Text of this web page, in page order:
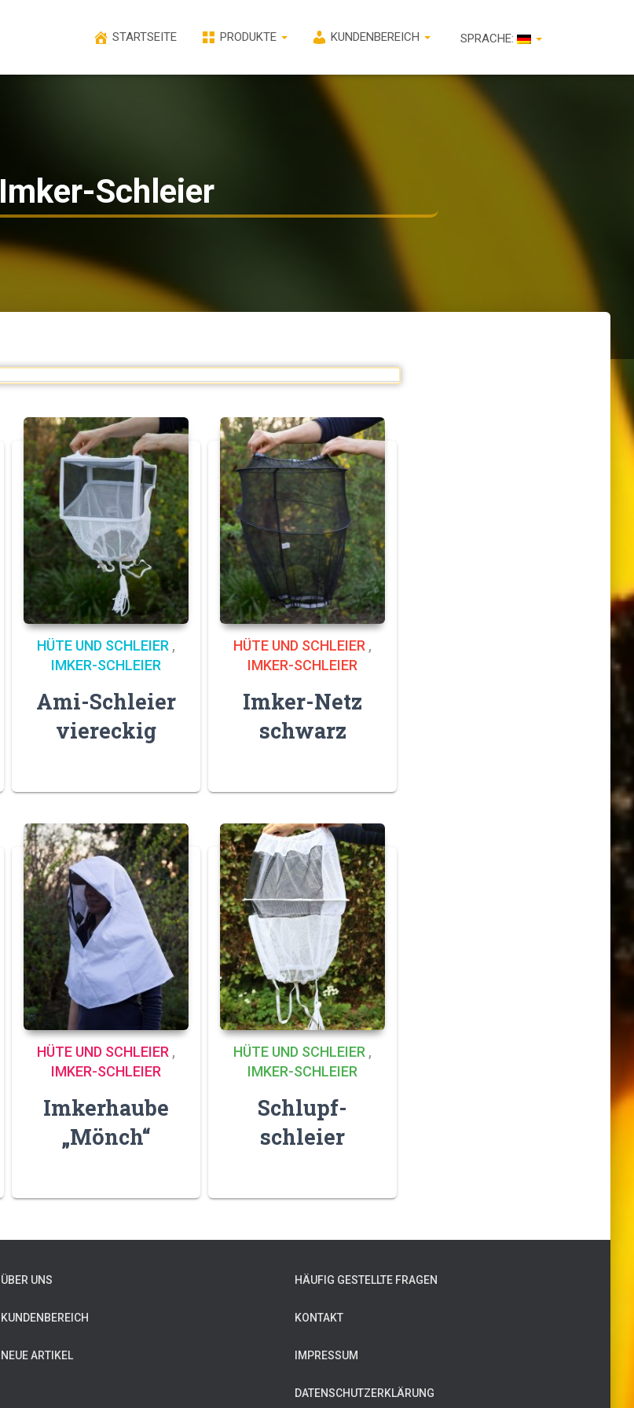
STARTSEITE PRODUKTE KUNDENBEREICH SPRACHE:
Imker-Schleier
HÜTE UND SCHLEIER ,
IMKER-SCHLEIER
Ami-Schleier
viereckig
HÜTE UND SCHLEIER ,
IMKER-SCHLEIER
Imker-Netz
schwarz
HÜTE UND SCHLEIER ,
IMKER-SCHLEIER
Imkerhaube
„Mönch“
HÜTE UND SCHLEIER ,
IMKER-SCHLEIER
Schlupf-
schleier
ÜBER UNS
KUNDENBEREICH
NEUE ARTIKEL
HÄUFIG GESTELLTE FRAGEN
KONTAKT
IMPRESSUM
DATENSCHUTZERKLÄRUNG